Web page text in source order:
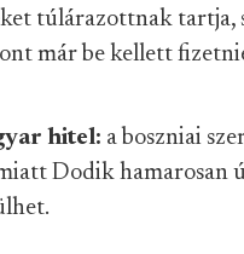
túlárazottnak tartja,
már be kellett
hitel: a boszniai
Dodik